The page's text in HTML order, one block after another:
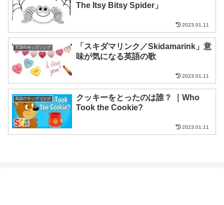
The Itsy Bitsy Spider」
2023.01.11
英語のキッズソング
「スキダマリンク／Skidamarink」意
味が気になる英語の歌
2023.01.11
英語のキッズソング
クッキーをとったのは誰？ ｜Who
Took the Cookie?
2023.01.11